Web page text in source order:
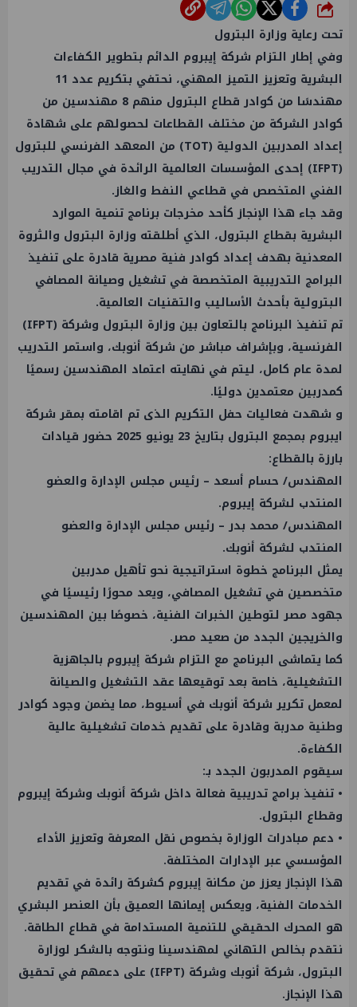
شارك
تحت رعاية وزارة البترول
وفي إطار التزام شركة إيبروم الدائم بتطوير الكفاءات
البشرية وتعزيز التميز المهني، نحتفي بتكريم عدد 11
مهندسًا من كوادر قطاع البترول منهم 8 مهندسين من
كوادر الشركة من مختلف القطاعات لحصولهم على شهادة
إعداد المدربين الدولية (TOT) من المعهد الفرنسي للبترول
(IFPT) إحدى المؤسسات العالمية الرائدة في مجال التدريب
الفني المتخصص في قطاعي النفط والغاز.
وقد جاء هذا الإنجاز كأحد مخرجات برنامج تنمية الموارد
البشرية بقطاع البترول، الذي أطلقته وزارة البترول والثروة
المعدنية بهدف إعداد كوادر فنية مصرية قادرة على تنفيذ
البرامج التدريبية المتخصصة في تشغيل وصيانة المصافي
البترولية بأحدث الأساليب والتقنيات العالمية.
تم تنفيذ البرنامج بالتعاون بين وزارة البترول وشركة (IFPT)
الفرنسية، وبإشراف مباشر من شركة أنوبك، واستمر التدريب
لمدة عام كامل، ليتم في نهايته اعتماد المهندسين رسميًا
كمدربين معتمدين دوليًا.
و شهدت فعاليات حفل التكريم الذى تم اقامته بمقر شركة
ايبروم بمجمع البترول بتاريخ 23 يونيو 2025 حضور قيادات
بارزة بالقطاع:
المهندس/ حسام أسعد – رئيس مجلس الإدارة والعضو
المنتدب لشركة إيبروم.
المهندس/ محمد بدر – رئيس مجلس الإدارة والعضو
المنتدب لشركة أنوبك.
يمثل البرنامج خطوة استراتيجية نحو تأهيل مدربين
متخصصين في تشغيل المصافي، ويعد محورًا رئيسيًا في
جهود مصر لتوطين الخبرات الفنية، خصوصًا بين المهندسين
والخريجين الجدد من صعيد مصر.
كما يتماشى البرنامج مع التزام شركة إيبروم بالجاهزية
التشغيلية، خاصة بعد توقيعها عقد التشغيل والصيانة
لمعمل تكرير شركة أنوبك في أسيوط، مما يضمن وجود كوادر
وطنية مدربة وقادرة على تقديم خدمات تشغيلية عالية
الكفاءة.
سيقوم المدربون الجدد بـ:
• تنفيذ برامج تدريبية فعالة داخل شركة أنوبك وشركة إيبروم
وقطاع البترول.
• دعم مبادرات الوزارة بخصوص نقل المعرفة وتعزيز الأداء
المؤسسي عبر الإدارات المختلفة.
هذا الإنجاز يعزز من مكانة إيبروم كشركة رائدة في تقديم
الخدمات الفنية، ويعكس إيمانها العميق بأن العنصر البشري
هو المحرك الحقيقي للتنمية المستدامة في قطاع الطاقة.
نتقدم بخالص التهاني لمهندسينا ونتوجه بالشكر لوزارة
البترول، شركة أنوبك وشركة (IFPT) على دعمهم في تحقيق
هذا الإنجاز.